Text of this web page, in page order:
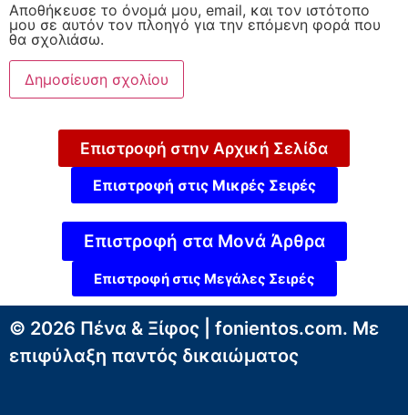
Αποθήκευσε το όνομά μου, email, και τον ιστότοπο
μου σε αυτόν τον πλοηγό για την επόμενη φορά που
θα σχολιάσω.
Επιστροφή στην Αρχική Σελίδα
Επιστροφή στις Μικρές Σειρές
Επιστροφή στα Μονά Άρθρα
Επιστροφή στις Μεγάλες Σειρές
© 2026 Πένα & Ξίφος | fonientos.com. Με
επιφύλαξη παντός δικαιώματος